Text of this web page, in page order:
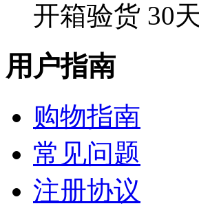
开箱验货 30
用户指南
购物指南
常见问题
注册协议